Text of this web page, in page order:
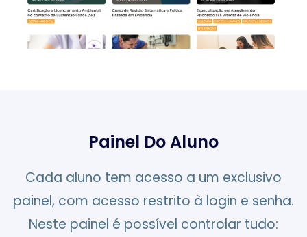
Painel Do Aluno
Cada aluno tem acesso a um exclusivo
painel, com acesso restrito à login e senha.
Neste painel é possível controlar tudo: